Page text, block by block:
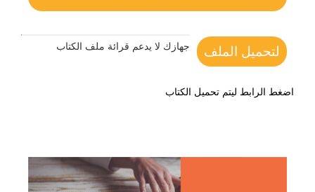
لتحميل الملف جهازك لا يدعم قرائة ملف الكتاب
اضغط الرابط ليتم تحميل الكتاب